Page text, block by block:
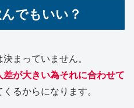
でもいい？
まっていません。
差が大きい為それに合わせて
るからになります。